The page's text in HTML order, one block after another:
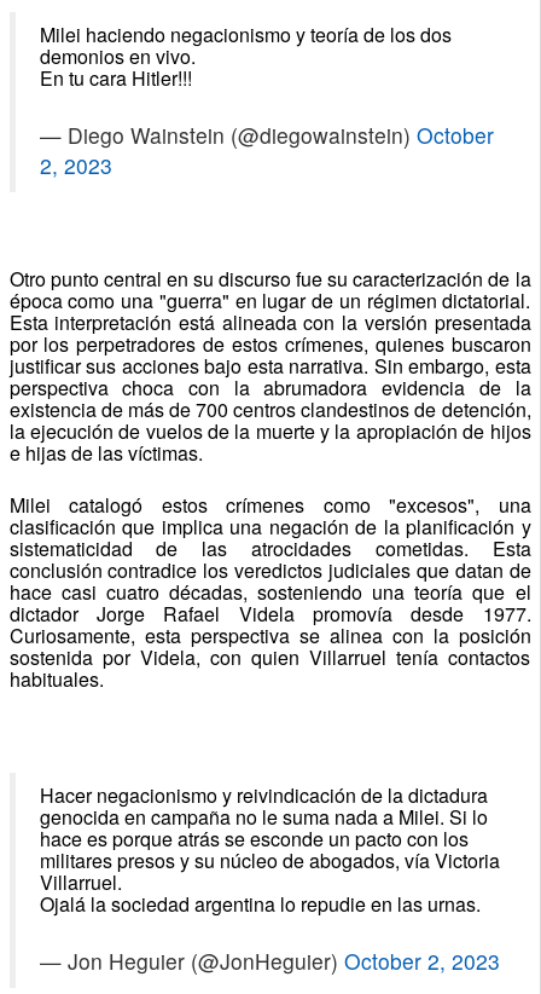
Milei haciendo negacionismo y teoría de los dos
demonios en vivo.
En tu cara Hitler!!!
— Diego Wainstein (@diegowainstein) October
2, 2023
Otro punto central en su discurso fue su caracterización de la
época como una "guerra" en lugar de un régimen dictatorial.
Esta interpretación está alineada con la versión presentada
por los perpetradores de estos crímenes, quienes buscaron
justificar sus acciones bajo esta narrativa. Sin embargo, esta
perspectiva choca con la abrumadora evidencia de la
existencia de más de 700 centros clandestinos de detención,
la ejecución de vuelos de la muerte y la apropiación de hijos
e hijas de las víctimas.
Milei catalogó estos crímenes como "excesos", una
clasificación que implica una negación de la planificación y
sistematicidad de las atrocidades cometidas. Esta
conclusión contradice los veredictos judiciales que datan de
hace casi cuatro décadas, sosteniendo una teoría que el
dictador Jorge Rafael Videla promovía desde 1977.
Curiosamente, esta perspectiva se alinea con la posición
sostenida por Videla, con quien Villarruel tenía contactos
habituales.
Hacer negacionismo y reivindicación de la dictadura
genocida en campaña no le suma nada a Milei. Si lo
hace es porque atrás se esconde un pacto con los
militares presos y su núcleo de abogados, vía Victoria
Villarruel.
Ojalá la sociedad argentina lo repudie en las urnas.
— Jon Heguier (@JonHeguier) October 2, 2023